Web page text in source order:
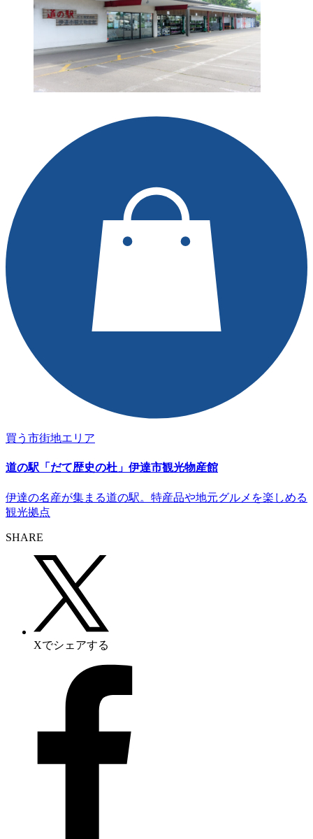
買う 市街地エリア
道の駅「だて歴史の杜」伊達市観光物産館
伊達の名産が集まる道の駅。特産品や地元グルメを楽しめる
観光拠点
SHARE
Xでシェアする